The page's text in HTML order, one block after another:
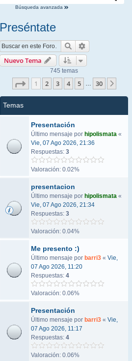
Búsqueda avanzada
Preséntate
Buscar
Nuevo Tema
745 temas
Página de 30
1 2 3 4 5 … 30
Temas
Presentación
Último mensaje por hipolismata «
Vie, 07 Ago 2026, 21:36
Respuestas: 3
Valoración: 0.02%
presentacion
Último mensaje por hipolismata «
Vie, 07 Ago 2026, 21:34
Respuestas: 3
Valoración: 0.04%
Me presento :)
Último mensaje por barri3 « Vie,
07 Ago 2026, 11:20
Respuestas: 4
Valoración: 0.06%
Presentación
Último mensaje por barri3 « Vie,
07 Ago 2026, 11:17
Respuestas: 4
Valoración: 0.06%